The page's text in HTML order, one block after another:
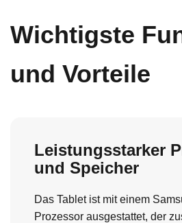
Wichtigste
und Vorteile
Leistungsstarker
und Speicher
Das Tablet ist mit einem
Prozessor ausgestattet, der